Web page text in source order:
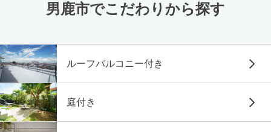
男鹿市でこだわりから探す
ルーフバルコニー付き
庭付き